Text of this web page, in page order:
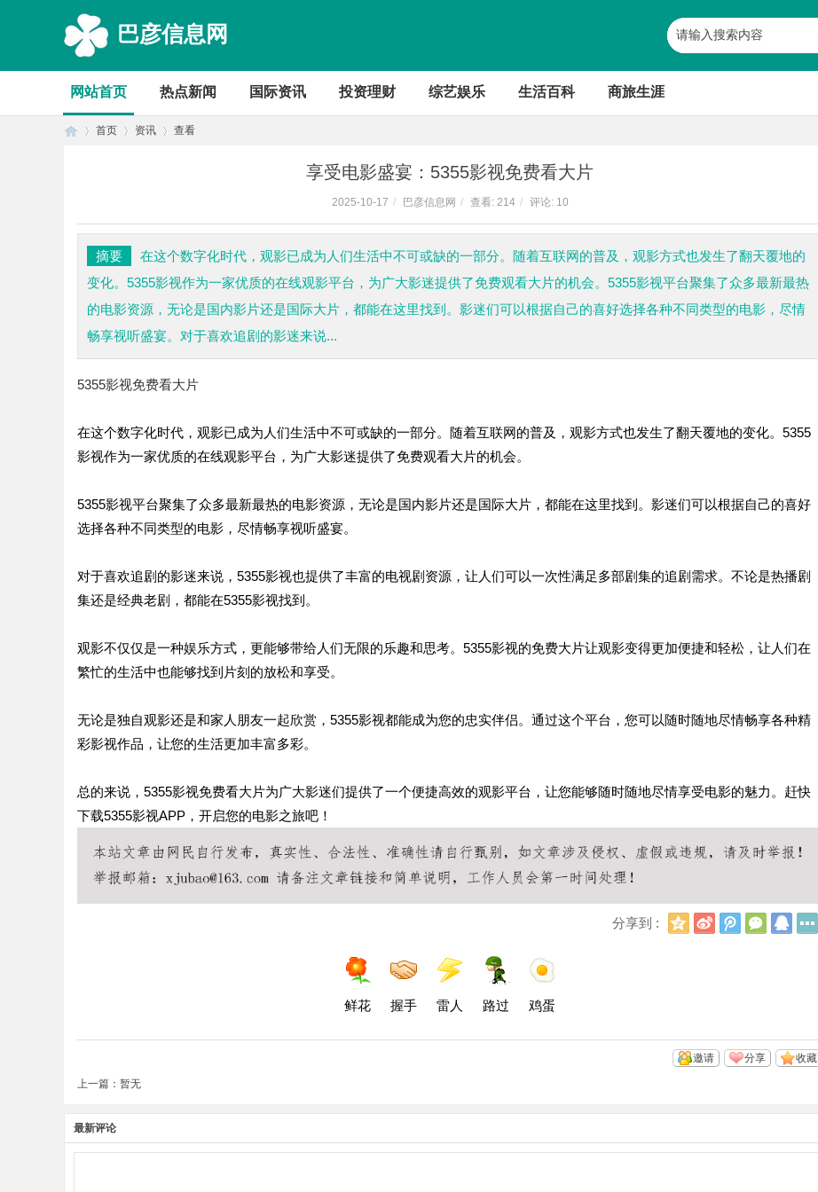
巴彦信息网
网站首页 热点新闻 国际资讯 投资理财 综艺娱乐 生活百科 商旅生涯
首页 资讯 查看
享受电影盛宴：5355影视免费看大片
2025-10-17 / 巴彦信息网 / 查看: 214 / 评论: 10
摘要
在这个数字化时代，观影已成为人们生活中不可或缺的一部分。随着互联网的普及，观影方式也发生了翻天覆地的
变化。5355影视作为一家优质的在线观影平台，为广大影迷提供了免费观看大片的机会。5355影视平台聚集了众多最新最热
的电影资源，无论是国内影片还是国际大片，都能在这里找到。影迷们可以根据自己的喜好选择各种不同类型的电影，尽情
畅享视听盛宴。对于喜欢追剧的影迷来说...
5355影视免费看大片
在这个数字化时代，观影已成为人们生活中不可或缺的一部分。随着互联网的普及，观影方式也发生了翻天覆地的变化。5355
影视作为一家优质的在线观影平台，为广大影迷提供了免费观看大片的机会。
5355影视平台聚集了众多最新最热的电影资源，无论是国内影片还是国际大片，都能在这里找到。影迷们可以根据自己的喜好
选择各种不同类型的电影，尽情畅享视听盛宴。
对于喜欢追剧的影迷来说，5355影视也提供了丰富的电视剧资源，让人们可以一次性满足多部剧集的追剧需求。不论是热播剧
集还是经典老剧，都能在5355影视找到。
观影不仅仅是一种娱乐方式，更能够带给人们无限的乐趣和思考。5355影视的免费大片让观影变得更加便捷和轻松，让人们在
繁忙的生活中也能够找到片刻的放松和享受。
无论是独自观影还是和家人朋友一起欣赏，5355影视都能成为您的忠实伴侣。通过这个平台，您可以随时随地尽情畅享各种精
彩影视作品，让您的生活更加丰富多彩。
总的来说，5355影视免费看大片为广大影迷们提供了一个便捷高效的观影平台，让您能够随时随地尽情享受电影的魅力。赶快
下载5355影视APP，开启您的电影之旅吧！
分享到 :
Q
新
浪
腾
讯
微
信
Q
鲜花 握手 雷人 路过 鸡蛋
收藏
分享
邀请
上一篇：暂无
最新评论